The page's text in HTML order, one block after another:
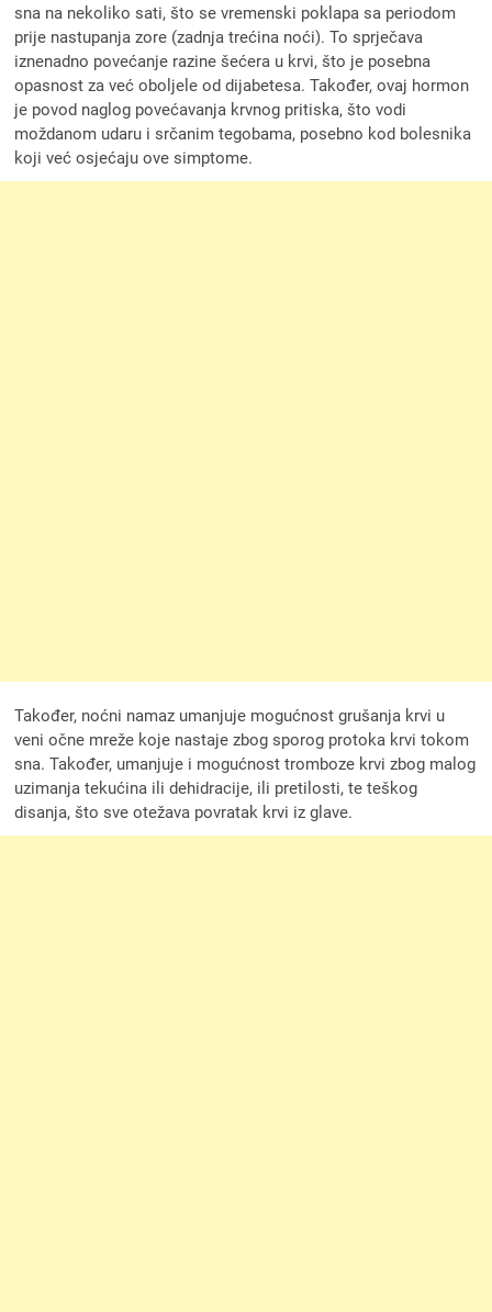
sna na nekoliko sati, što se vremenski poklapa sa periodom
prije nastupanja zore (zadnja trećina noći). To sprječava
iznenadno povećanje razine šećera u krvi, što je posebna
opasnost za već oboljele od dijabetesa. Također, ovaj hormon
je povod naglog povećavanja krvnog pritiska, što vodi
moždanom udaru i srčanim tegobama, posebno kod bolesnika
koji već osjećaju ove simptome.
Također, noćni namaz umanjuje mogućnost grušanja krvi u
veni očne mreže koje nastaje zbog sporog protoka krvi tokom
sna. Također, umanjuje i mogućnost tromboze krvi zbog malog
uzimanja tekućina ili dehidracije, ili pretilosti, te teškog
disanja, što sve otežava povratak krvi iz glave.